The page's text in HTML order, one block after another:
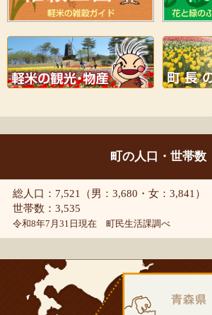
町の人口・世帯数
総人口：7,521（男：3,680・女：3,841）
世帯数：3,535
令和8年7月31日現在 町民生活課調べ